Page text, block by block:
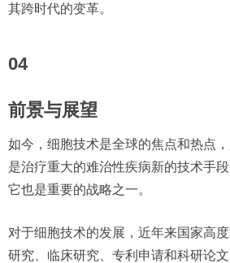
其跨时代的变革。
04
前景与展望
如今，细胞技术是全球的焦点和热点
是治疗重大的难治性疾病新的技术手
它也是重要的战略之一。
对于细胞技术的发展，近年来国家高
研究、临床研究、专利申请和科研论